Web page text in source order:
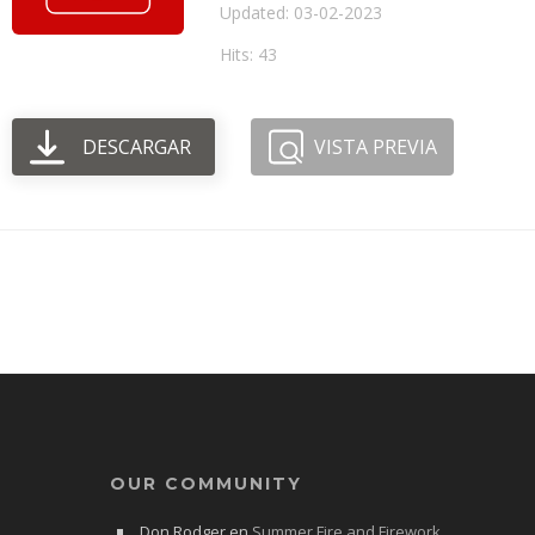
Updated: 03-02-2023
Hits: 43
DESCARGAR VISTA PREVIA
OUR COMMUNITY